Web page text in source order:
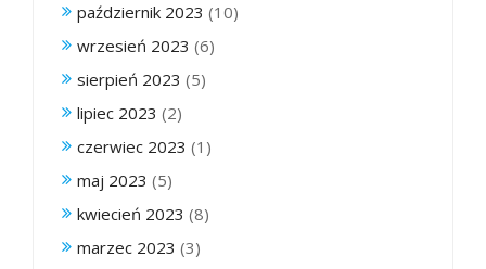
październik 2023 (10)
wrzesień 2023 (6)
sierpień 2023 (5)
lipiec 2023 (2)
czerwiec 2023 (1)
maj 2023 (5)
kwiecień 2023 (8)
marzec 2023 (3)